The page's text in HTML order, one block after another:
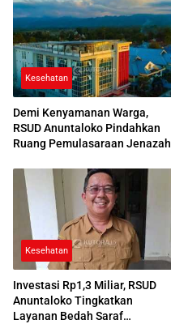
Kesehatan
Demi Kenyamanan Warga,
RSUD Anuntaloko Pindahkan
Ruang Pemulasaraan Jenazah
Kesehatan
Investasi Rp1,3 Miliar, RSUD
Anuntaloko Tingkatkan
Layanan Bedah Saraf